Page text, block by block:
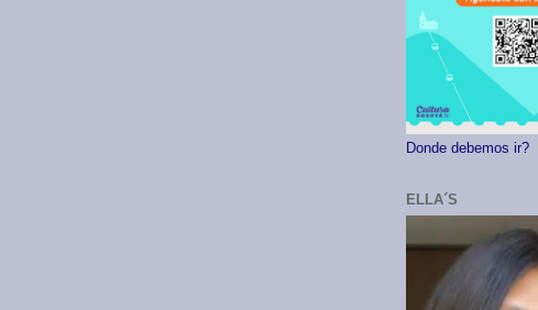
Donde debemos ir?
ELLA´S